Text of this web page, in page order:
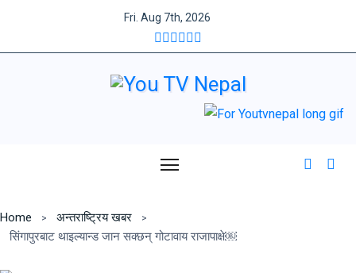
Fri. Aug 7th, 2026
Home
अन्तराष्ट्रिय खबर
सिंगापुरबाट थाइल्यान्ड जान सक्छन् गोटावाय राजापाक्षे￼